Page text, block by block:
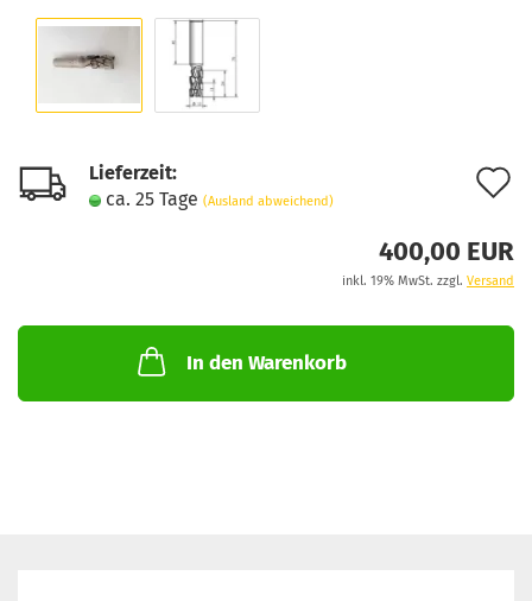
Lieferzeit:
ca. 25 Tage (Ausland abweichend)
400,00 EUR
inkl. 19% MwSt. zzgl. Versand
In den Warenkorb